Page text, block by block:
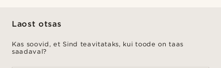
Laost otsas
Kas soovid, et Sind teavitataks, kui toode on taas
saadaval?